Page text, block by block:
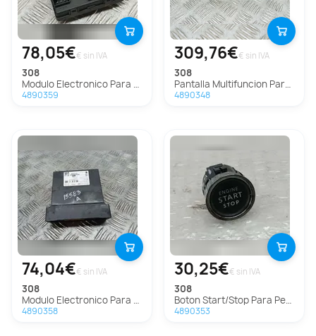
78,05€€ sin IVA
308
Modulo Electronico Para Peugeot 308
4890359
309,76€€ sin IVA
308
Pantalla Multifuncion Para Peugeot 308
4890348
74,04€€ sin IVA
308
Modulo Electronico Para Peugeot 308
4890358
30,25€€ sin IVA
308
Boton Start/Stop Para Peugeot 308
4890353